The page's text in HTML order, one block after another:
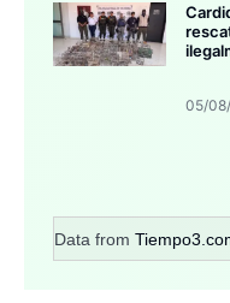
05/
Data from